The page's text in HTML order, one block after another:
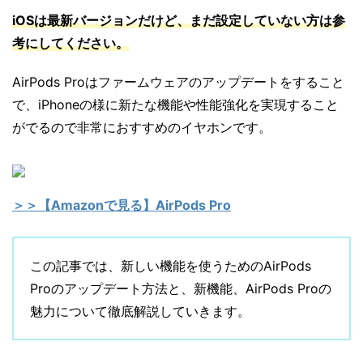
iOSは最新バージョンだけど、まだ設定していない方は参
考にしてください。
AirPods Proはファームウェアのアップデートをすること
で、iPhoneの様に新たな機能や性能強化を実現すること
がでるので非常におすすめのイヤホンです。
＞＞【Amazonで見る】AirPods Pro
この記事では、新しい機能を使うためのAirPods
Proのアップデート方法と、新機能、AirPods Proの
魅力について徹底解説していきます。